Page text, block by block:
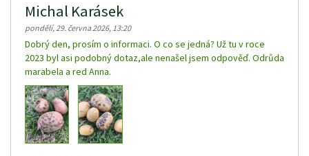
Michal Karásek
pondělí, 29. června 2026, 13:20
Dobrý den, prosím o informaci. O co se jedná? Už tu v roce
2023 byl asi podobný dotaz,ale nenašel jsem odpověď. Odrůda
marabela a red Anna.